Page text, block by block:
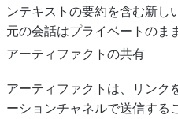
ンテキストの要約を含む新し
元の会話はプライベートのま
アーティファクトの共有
アーティファクトは、リンク
ーションチャネルで送信する